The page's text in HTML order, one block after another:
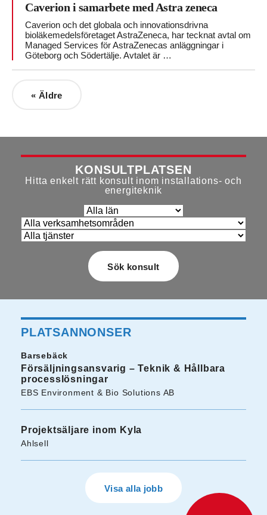
Caverion i samarbete med Astra zeneca
Caverion och det globala och innovationsdrivna
bioläkemedelsföretaget AstraZeneca, har tecknat avtal om
Managed Services för AstraZenecas anläggningar i
Göteborg och Södertälje. Avtalet är …
« Äldre
KONSULTPLATSEN
Hitta enkelt rätt konsult inom installations- och
energiteknik
PLATSANNONSER
Barsebäck
Försäljningsansvarig – Teknik & Hållbara
processlösningar
EBS Environment & Bio Solutions AB
Projektsäljare inom Kyla
Ahlsell
Visa alla jobb